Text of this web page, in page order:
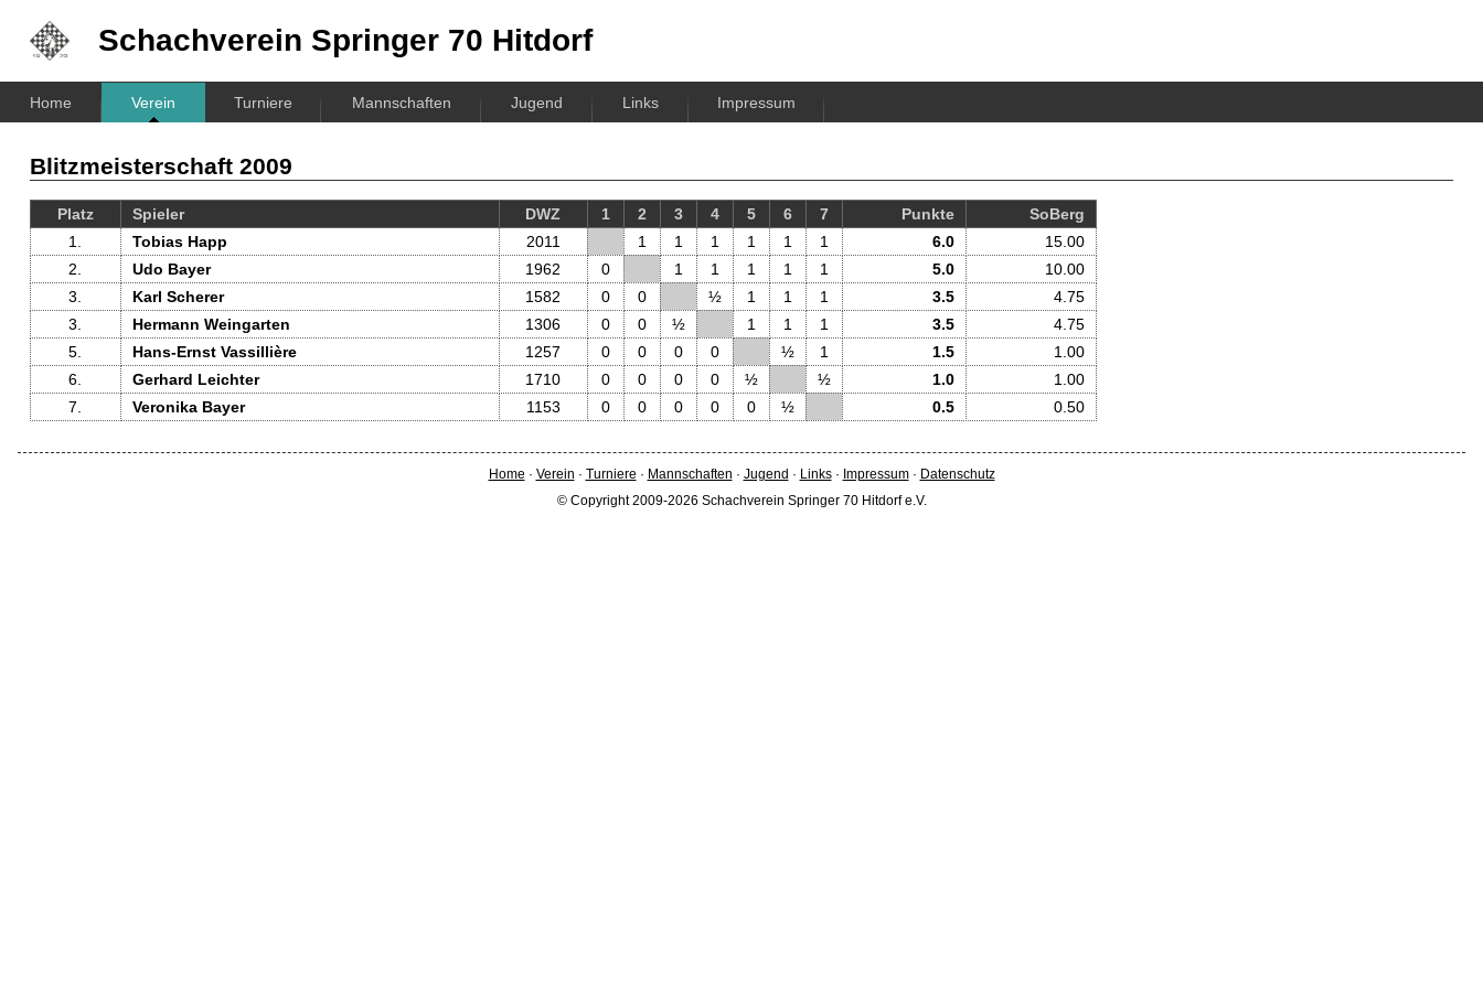
Schachverein Springer 70 Hitdorf
Home Verein Turniere Mannschaften Jugend Links Impressum
Blitzmeisterschaft 2009
Platz Spieler DWZ 1 2 3 4 5 6 7 Punkte SoBerg
1.
Tobias Happ 2011 1 1 1 1 1 1 6.0
15.00
2.
Udo Bayer 1962 0 1 1 1 1 1 5.0
10.00
3.
Karl Scherer 1582 0 0 ½ 1 1 1 3.5
4.75
3.
Hermann Weingarten 1306 0 0 ½ 1 1 1 3.5
4.75
5.
Hans-Ernst Vassillière 1257 0 0 0 0 ½ 1 1.5
1.00
6.
Gerhard Leichter 1710 0 0 0 0 ½ ½ 1.0
1.00
7.
Veronika Bayer 1153 0 0 0 0 0 ½ 0.5 0.50
Home · Verein · Turniere · Mannschaften · Jugend · Links · Impressum· Datenschutz
© Copyright 2009-2026 Schachverein Springer 70 Hitdorf e.V.